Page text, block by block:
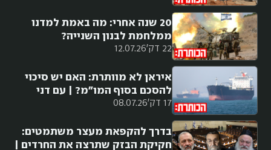
22 דק' 12.07.26
20 שנה אחרי: מה באמת למדנו
ממלחמת לבנון השנייה?
17 דק' 08.07.26
איראן לא מוותרת: האם יש סיכוי
להסכם בסוף המו"מ? | עם דני
סיטרינוביץ
בדרך להקפאת מעצר משתמטים:
חקיקת הבזק שתרצה את החרדים |